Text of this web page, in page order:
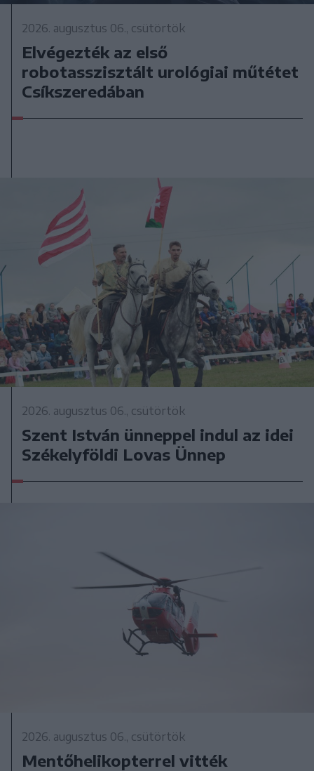
2026. augusztus 06., csütörtök
Elvégezték az első
robotasszisztált urológiai műtétet
Csíkszeredában
2026. augusztus 06., csütörtök
Szent István ünneppel indul az idei
Székelyföldi Lovas Ünnep
2026. augusztus 06., csütörtök
Mentőhelikopterrel vitték